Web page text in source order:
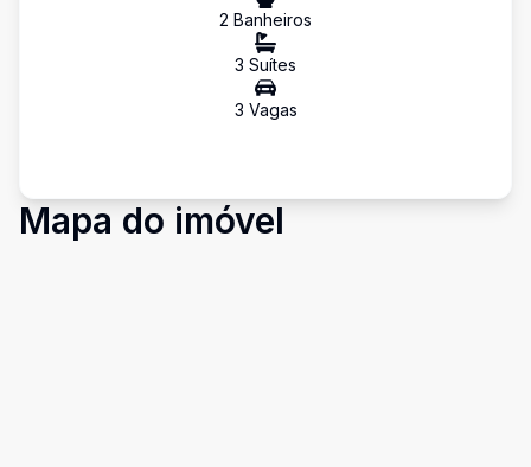
2 Banheiros
3 Suítes
3 Vagas
Mapa do imóvel